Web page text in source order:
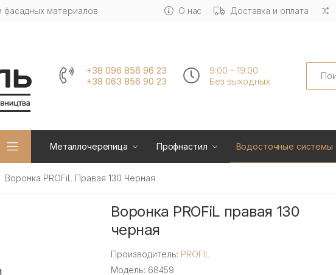
фасадных материалов О нас Доставка и оплата
+38 096 856 96 23
+38 063 856 90 23
9:00 - 19:00
Без выходных
Search
Металлочерепица Профнастил Водосточные системы
Воронка PROFiL Правая 130 Черная
Воронка PROFiL правая 130
черная
Производитель: PROFIL
Модель: 68459